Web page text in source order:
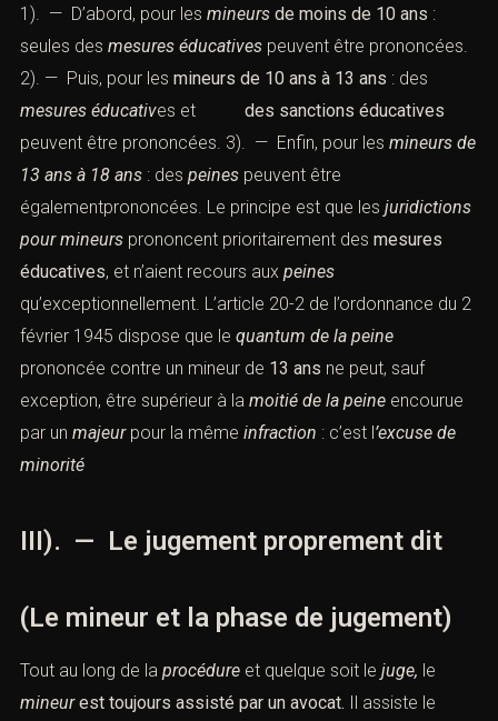
1). — D’abord, pour les mineurs de moins de 10 ans :
seules des mesures éducatives peuvent être prononcées.
2). — Puis, pour les mineurs de 10 ans à 13 ans : des
mesures éducatives et
des sanctions éducatives
peuvent être prononcées. 3). — Enfin, pour les mineurs de
13 ans à 18 ans : des peines peuvent être
égalementprononcées. Le principe est que les juridictions
pour mineurs prononcent prioritairement des mesures
éducatives, et n’aient recours aux peines
qu’exceptionnellement. L’article 20-2 de l’ordonnance du 2
février 1945 dispose que le quantum de la peine
prononcée contre un mineur de 13 ans ne peut, sauf
exception, être supérieur à la moitié de la peine encourue
par un majeurpour la même infraction : c’est l ’excuse de
minorité
III). — Le jugement proprement dit
(Le mineur et la phase de jugement)
Tout au long de la procédure et quelque soit le juge, le
mineur est toujours assisté par un avocat. Il assiste le